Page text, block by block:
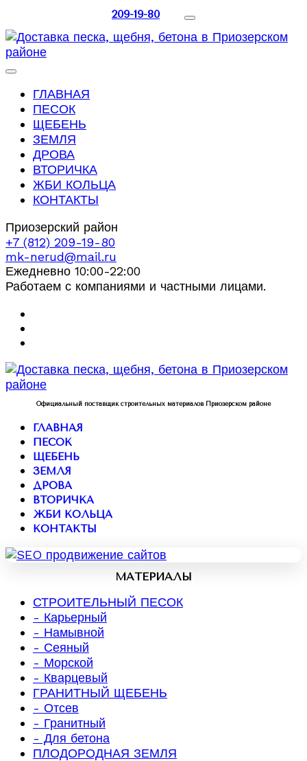
209-19-80
ГЛАВНАЯ
ПЕСОК
ЩЕБЕНЬ
ЗЕМЛЯ
ДРОВА
ВТОРИЧКА
ЖБИ КОЛЬЦА
КОНТАКТЫ
Приозерский район
+7 (812) 209-19-80
mk-nerud@mail.ru
Ежедневно 10:00-22:00
Работаем с компаниями и частными лицами.
Официальный поставщик строительных материалов Приозерском районе
ГЛАВНАЯ
ПЕСОК
ЩЕБЕНЬ
ЗЕМЛЯ
ДРОВА
ВТОРИЧКА
ЖБИ КОЛЬЦА
КОНТАКТЫ
МАТЕРИАЛЫ
СТРОИТЕЛЬНЫЙ ПЕСОК
- Карьерный
- Намывной
- Сеяный
- Морской
- Кварцевый
ГРАНИТНЫЙ ЩЕБЕНЬ
- Отсев
- Гранитный
- Для бетона
ПЛОДОРОДНАЯ ЗЕМЛЯ